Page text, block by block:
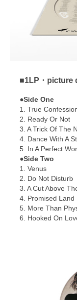
■1LP・picture
●Side One
1. True
2. Ready Or Not
3. A Trick Of The
4. Dance With A
5. In A Perfect
●Side Two
1. Venus
2. Do Not Disturb
3. A Cut Above
4. Promised Land
5. More Than
6. Hooked On